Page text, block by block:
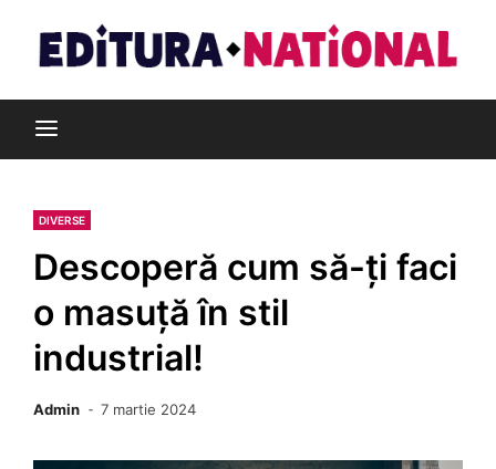
content
Editura Național
DIVERSE
Descoperă cum să-ți faci
o masuță în stil
industrial!
Admin 7 martie 2024